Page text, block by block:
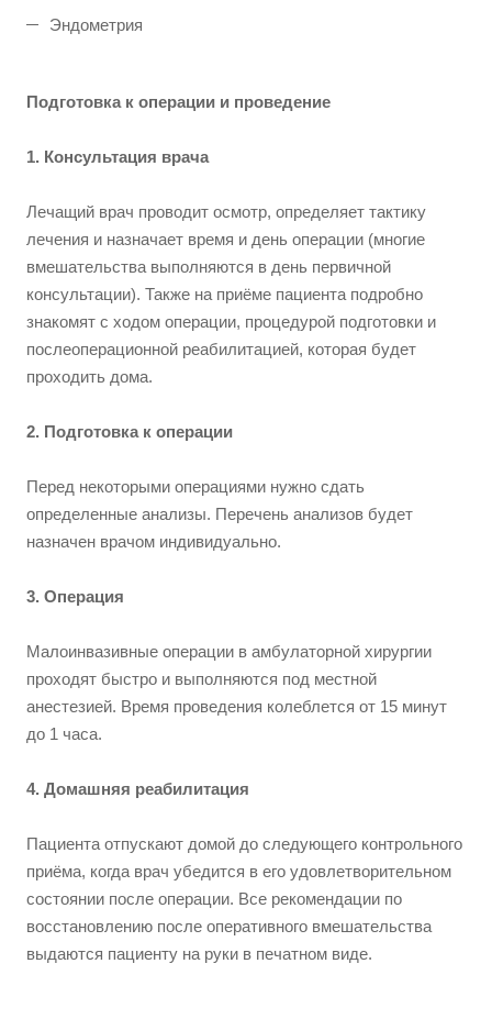
Эндометрия
Подготовка к операции и проведение
1. Консультация врача
Лечащий врач проводит осмотр, определяет тактику
лечения и назначает время и день операции (многие
вмешательства выполняются в день первичной
консультации). Также на приёме пациента подробно
знакомят с ходом операции, процедурой подготовки и
послеоперационной реабилитацией, которая будет
проходить дома.
2. Подготовка к операции
Перед некоторыми операциями нужно сдать
определенные анализы. Перечень анализов будет
назначен врачом индивидуально.
3. Операция
Малоинвазивные операции в амбулаторной хирургии
проходят быстро и выполняются под местной
анестезией. Время проведения колеблется от 15 минут
до 1 часа.
4. Домашняя реабилитация
Пациента отпускают домой до следующего контрольного
приёма, когда врач убедится в его удовлетворительном
состоянии после операции. Все рекомендации по
восстановлению после оперативного вмешательства
выдаются пациенту на руки в печатном виде.